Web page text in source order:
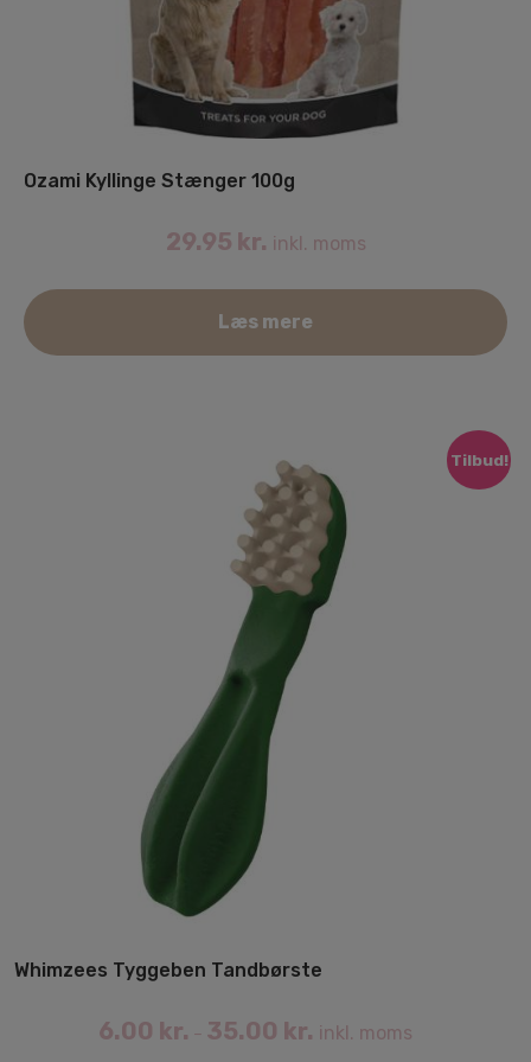
Ozami Kyllinge Stænger 100g
29.95 kr. inkl. moms
Læs mere
Tilbud!
Whimzees Tyggeben Tandbørste
6.00 kr. – 35.00 kr. inkl. moms